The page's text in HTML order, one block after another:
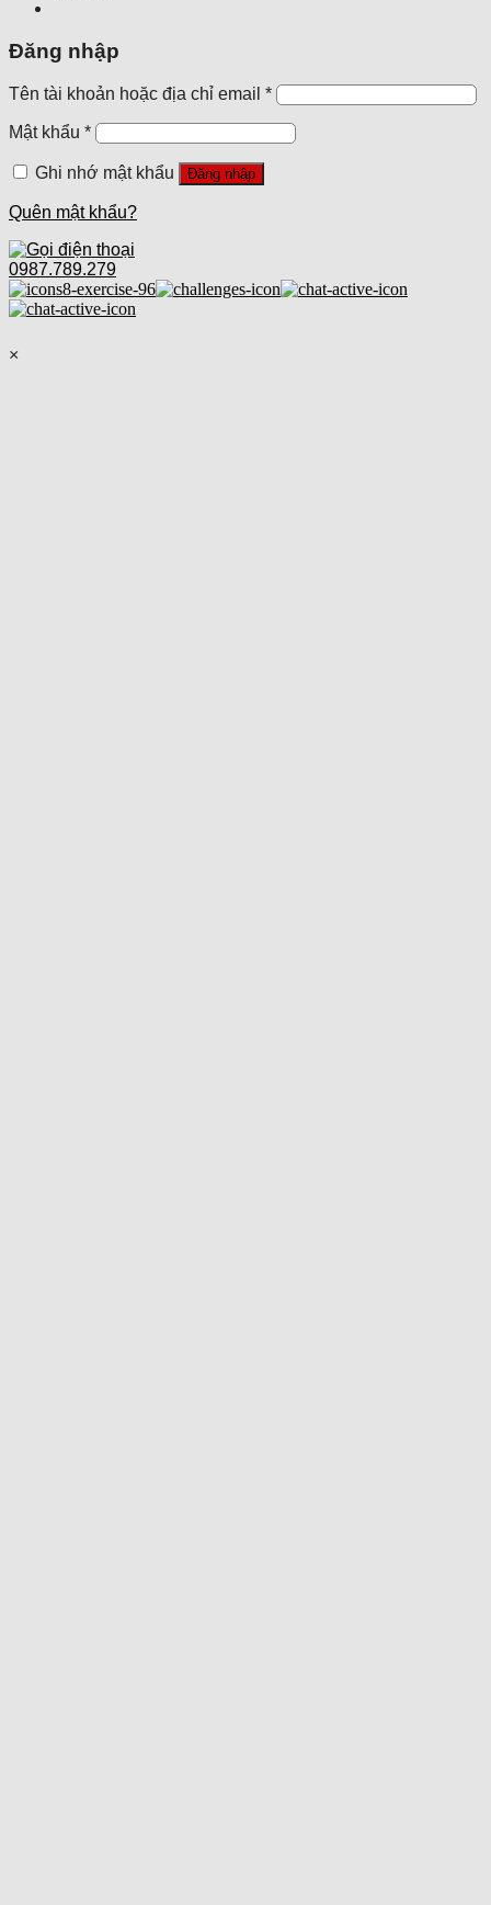
Đăng nhập
Tên tài khoản hoặc địa chỉ email *
Mật khẩu *
Ghi nhớ mật khẩu Đăng nhập
Quên mật khẩu?
0987.789.279
×